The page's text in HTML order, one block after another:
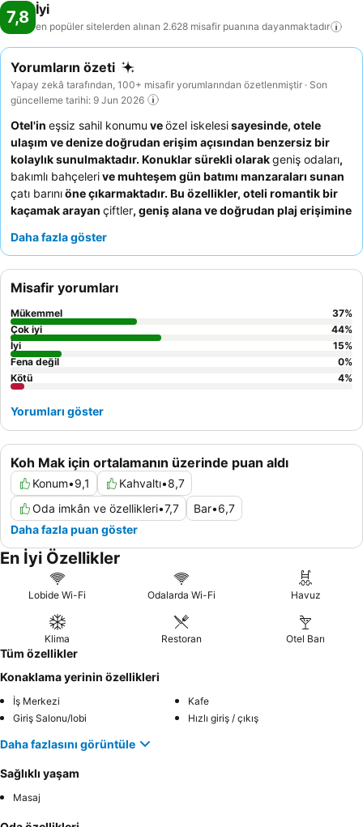
7,8 İyi
en popüler sitelerden alınan 2.628 misafir puanına dayanmaktadır
Yorumların özeti
Yapay zekâ tarafından, 100+ misafir yorumlarından özetlenmiştir · Son
güncelleme tarihi: 9 Jun 2026
Otel'in eşsiz sahil konumu veözel iskelesisayesinde, otele
ulaşım ve denize doğrudan erişim açısından benzersiz bir
kolaylık sunulmaktadır. Konuklar sürekli olarakgeniş odaları,
bakımlı bahçelerive muhteşem gün batımı manzaraları sunan
çatı barınıöne çıkarmaktadır. Bu özellikler, oteli romantik bir
kaçamak arayan çiftler, geniş alana ve doğrudan plaj erişimine
tatil amaçlı seyahat edenler
alışverişe kolay erişimin birleşimi, adayı keşfetmek için
rahatlatıcı ancak ilgi çekici bir ortam yaratmaktadır.
Konaklamanızı daha keyifli hale getirmek için konukların
adanın plajlarında yaygın olarak bulunan
karşı
hazırlıklı olmaları ve uygun kovucu spreyler kullanmaları
önerilir. Ayrıca, adanın diğer güzel noktalarını kolayca
keşfetmek için otelden bir
scooter** kiralamayı düşünebilirsiniz.
Daha fazla göster
Koh Mak için ortalamanın üzerinde puan aldı
Konum•9,1 Kahvaltı•8,7
Oda imkân ve özellikleri•7,7 Bar•6,7
Daha fazla puan göster
Misafir yorumları
Mükemmel 37%
Çok iyi
44%
İyi
15%
Fena değil
0%
Kötü
4%
Yorumları göster
En İyi Özellikler
Lobide Wi-Fi Odalarda Wi-Fi Havuz
Klima Restoran Otel Barı
Tüm özellikler
Konaklama yerinin özellikleri
İş Merkezi
Kafe
Giriş Salonu/lobi
Hızlı giriş / çıkış
Daha fazlasını görüntüle
Sağlıklı yaşam
Masaj